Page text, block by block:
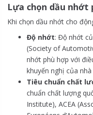
Lựa chọn dầu nhớt
Khi chọn dầu nhớt cho
Độ nhớt: Độ nhớt
(Society of
nhớt phù hợp với
khuyến nghị của
Tiêu chuẩn chất
chuẩn chất lượng
Institute), ACEA